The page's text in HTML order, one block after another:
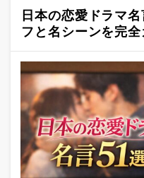
日本の恋愛ドラマ
フと名シーンを完全